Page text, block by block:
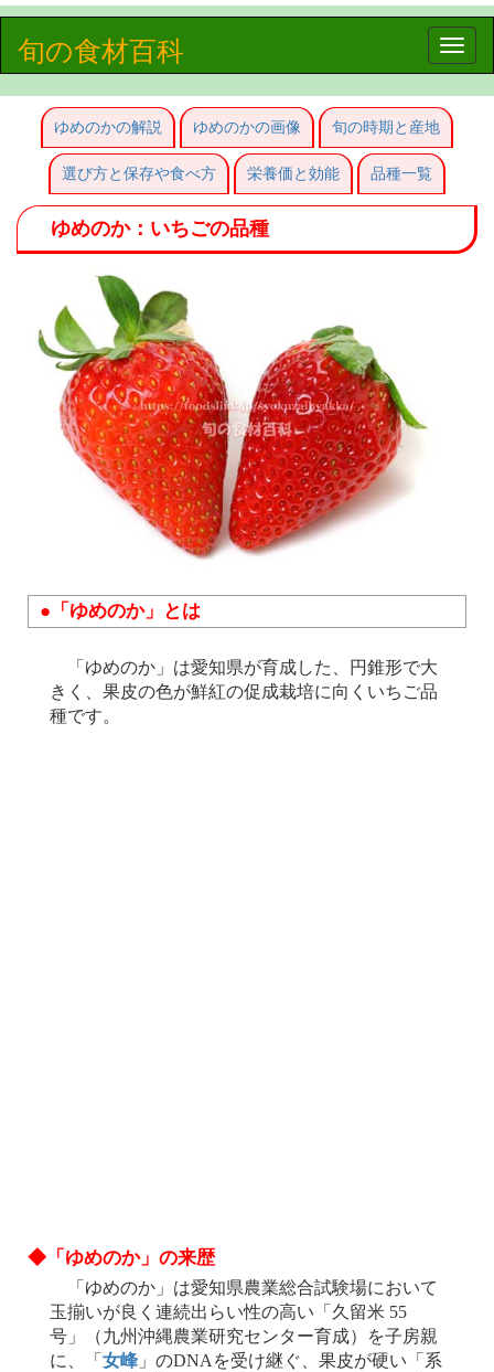
Toggle
旬の食材百科
ゆめのかの解説 ゆめのかの画像 旬の時期と産地
選び方と保存や食べ方 栄養価と効能 品種一覧
ゆめのか：いちごの品種
●「ゆめのか」とは
「ゆめのか」は愛知県が育成した、円錐形で大
きく、果皮の色が鮮紅の促成栽培に向くいちご品
種です。
◆「ゆめのか」の来歴
「ゆめのか」は愛知県農業総合試験場において
玉揃いが良く連続出らい性の高い「久留米 55
号」（九州沖縄農業研究センター育成）を子房親
に、「 女峰 」のDNAを受け継ぐ、果皮が硬い「系